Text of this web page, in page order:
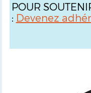
POUR
: Devenez